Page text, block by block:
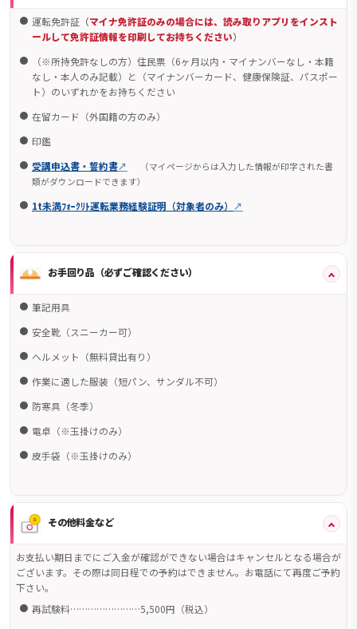
運転免許証 （マイナ免許証のみの場合には、読み取りアプリをインスト
ールして免許証情報を印刷してお持ちください）
（※所持免許なしの方）住民票（6ヶ月以内・マイナンバーなし・本籍
なし・本人のみ記載）と（マイナンバーカード、健康保険証、パスポー
ト）のいずれかをお持ちください
在留カード（外国籍の方のみ）
印鑑
受講申込書・誓約書
（マイページからは入力した情報が印字された書
類がダウンロードできます）
1t未満ﾌｫｰｸﾘﾄ運転業務経験証明（対象者のみ）
お手回り品（必ずご確認ください）
筆記用具
安全靴（スニーカー可）
ヘルメット（無料貸出有り）
作業に適した服装（短パン、サンダル不可）
防寒具（冬季）
電卓（※玉掛けのみ）
皮手袋（※玉掛けのみ）
その他料金など
お支払い期日までにご入金が確認ができない場合はキャンセルとなる場合が
ございます。その際は同日程での予約はできません。お電話にて再度ご予約
下さい。
再試験料……………………5,500円（税込）